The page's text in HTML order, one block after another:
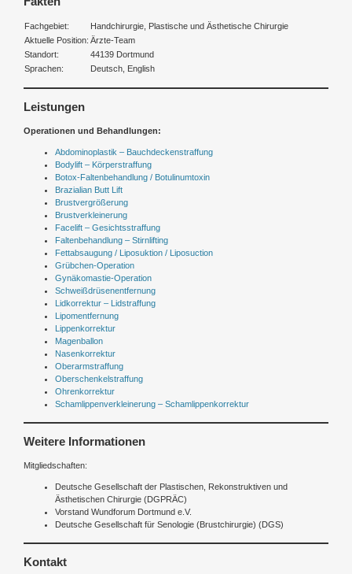
Fachgebiet:
Handchirurgie, Plastische und Ästhetische Chirurgie
Aktuelle Position: Ärzte-Team
Standort:
44139 Dortmund
Sprachen:
Deutsch, English
Leistungen
Operationen und Behandlungen:
Abdominoplastik – Bauchdeckenstraffung
Bodylift – Körperstraffung
Botox-Faltenbehandlung / Botulinumtoxin
Brazialian Butt Lift
Brustvergrößerung
Brustverkleinerung
Facelift – Gesichtsstraffung
Faltenbehandlung – Stirnlifting
Fettabsaugung / Liposuktion / Liposuction
Grübchen-Operation
Gynäkomastie-Operation
Schweißdrüsenentfernung
Lidkorrektur – Lidstraffung
Lipomentfernung
Lippenkorrektur
Magenballon
Nasenkorrektur
Oberarmstraffung
Oberschenkelstraffung
Ohrenkorrektur
Schamlippenverkleinerung – Schamlippenkorrektur
Weitere Informationen
Mitgliedschaften:
Deutsche Gesellschaft der Plastischen, Rekonstruktiven und
Ästhetischen Chirurgie (DGPRÄC)
Vorstand Wundforum Dortmund e.V.
Deutsche Gesellschaft für Senologie (Brustchirurgie) (DGS)
Kontakt